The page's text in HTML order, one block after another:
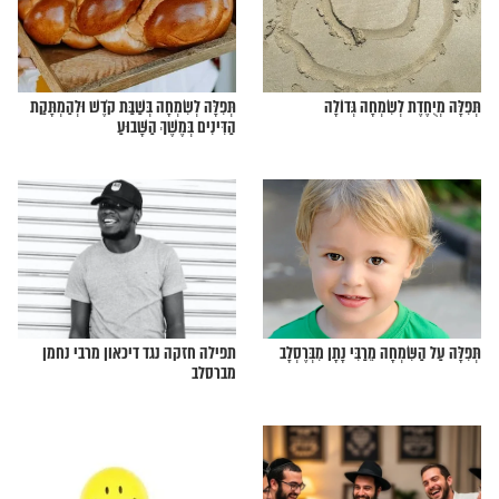
להיות שמחים
תעשו את זה ותקבלו הבטחה להיות
שמחים לעולם